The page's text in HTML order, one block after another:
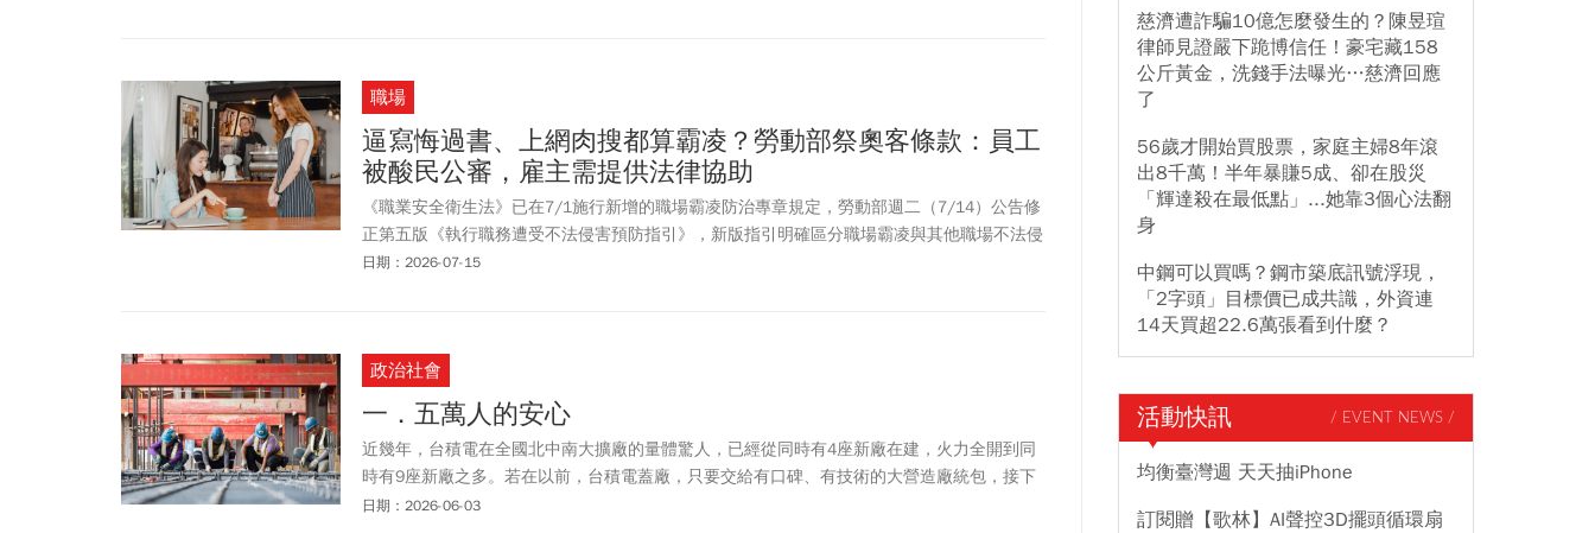
透過同事請羅休息，但羅執意不聽、自身也有過失。據媒體綜合報導，法院調查後指出，羅女
實際投入工作時間不能僅以正式加班申請紀錄計算，包含：活動場地布置、事後整理、主管透
過LINE交辦事項，假日被要求參與的相關課程，都應納入實際工作時數。法官認定，羅女發病
前一個月確實累積97小時加班，且6月籌辦酒展期間，經常工作至晚上10點甚至凌晨才下班。
公司卻未幫她減少工作量，判公司賠償1228萬餘元，全案仍可上訴。
職場
逼寫悔過書、上網肉搜都算霸凌？勞動部祭奧客條款：員工
被酸民公審，雇主需提供法律協助
《職業安全衛生法》已在7/1施行新增的職場霸凌防治專章規定，勞動部週二（7/14）公告修
正第五版《執行職務遭受不法侵害預防指引》，新版指引明確區分職場霸凌與其他職場不法侵
害的適用範圍，並強化職場內、外部暴力事件之預防、申訴、調查、協助及保護機制，協助事
的標準為何，勞動部也有提供例示，包括：有暴力或其他攻擊行為（包括精神攻擊）、強迫勞
工手寫悔過書，或是在社群媒體等平台上，指名特定勞工並中傷之行為。此外，未經勞工本人
同意，將勞工的臉部或名牌等之相片公開於社群媒體，也包含在例示內。
日期：2026-07-15
政治社會
一．五萬人的安心
近幾年，台積電在全國北中南大擴廠的量體驚人，已經從同時有4座新廠在建，火力全開到同
時有9座新廠之多。若在以前，台積電蓋廠，只要交給有口碑、有技術的大營造廠統包，接下
來只須盯進度就好，現在卻不一樣了。
日期：2026-06-03
慈濟遭詐騙10億怎麼發生的？陳昱瑄
律師見證嚴下跪博信任！豪宅藏158
公斤黃金，洗錢手法曝光…慈濟回應
了
56歲才開始買股票，家庭主婦8年滾
出8千萬！半年暴賺5成、卻在股災
「輝達殺在最低點」...她靠3個心法翻
身
中鋼可以買嗎？鋼市築底訊號浮現，
「2字頭」目標價已成共識，外資連
14天買超22.6萬張看到什麼？
活動快訊 / EVENT NEWS /
均衡臺灣週 天天抽iPhone
訂閱贈【歌林】AI聲控3D擺頭循環扇